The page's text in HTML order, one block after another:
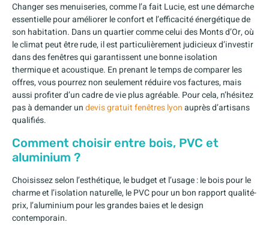
Changer ses menuiseries, comme l’a fait Lucie, est une démarche
essentielle pour améliorer le confort et l’efficacité énergétique de
son habitation. Dans un quartier comme celui des Monts d’Or, où
le climat peut être rude, il est particulièrement judicieux d’investir
dans des fenêtres qui garantissent une bonne isolation
thermique et acoustique. En prenant le temps de comparer les
offres, vous pourrez non seulement réduire vos factures, mais
aussi profiter d’un cadre de vie plus agréable. Pour cela, n’hésitez
pas à demander undevis gratuit fenêtres lyonauprès d’artisans
qualifiés.
Comment choisir entre bois, PVC et
aluminium ?
Choisissez selon l’esthétique, le budget et l’usage : le bois pour le
charme et l’isolation naturelle, le PVC pour un bon rapport qualité-
prix, l’aluminium pour les grandes baies et le design
contemporain.